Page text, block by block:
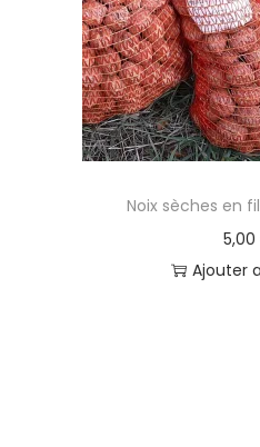
Noix sèches en
5,00
Ajouter